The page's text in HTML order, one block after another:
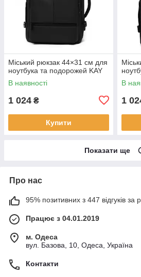
Міський рюкзак 44×31 см для
ноутбука та подорожей KAY
В наявності
1 024 ₴
Купити
В
1
Показати ще
Про нас
95% позитивних з 447 відгуків за
Працює з 04.01.2019
м. Одеса
вул. Базова, 10, Одеса, Україна
Контакти